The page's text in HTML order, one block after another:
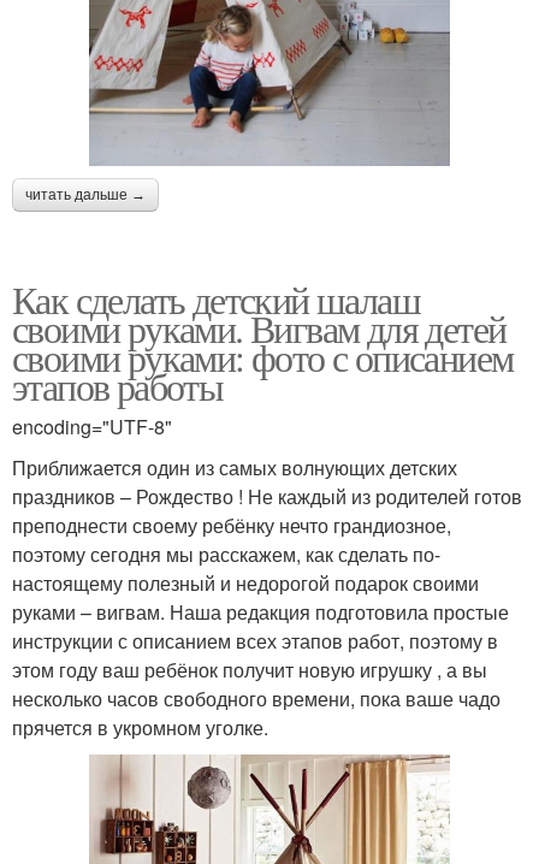
читать дальше →
Как сделать детский шалаш
своими руками. Вигвам для детей
своими руками: фото с описанием
этапов работы
encoding="UTF-8"
Приближается один из самых волнующих детских
праздников – Рождество ! Не каждый из родителей готов
преподнести своему ребёнку нечто грандиозное,
поэтому сегодня мы расскажем, как сделать по-
настоящему полезный и недорогой подарок своими
руками – вигвам. Наша редакция подготовила простые
инструкции с описанием всех этапов работ, поэтому в
этом году ваш ребёнок получит новую игрушку , а вы
несколько часов свободного времени, пока ваше чадо
прячется в укромном уголке.